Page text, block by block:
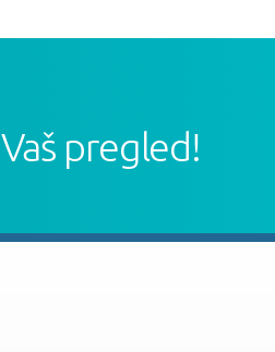
pregled!